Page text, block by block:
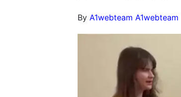
ByA1webteam A1webteam